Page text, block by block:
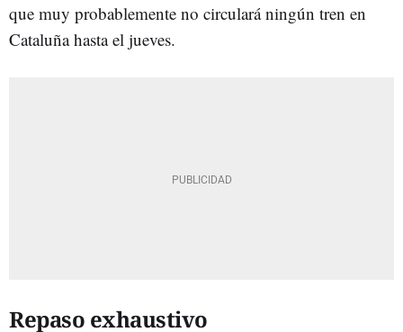
que muy probablemente no circulará ningún tren en
Cataluña hasta el jueves.
Repaso exhaustivo